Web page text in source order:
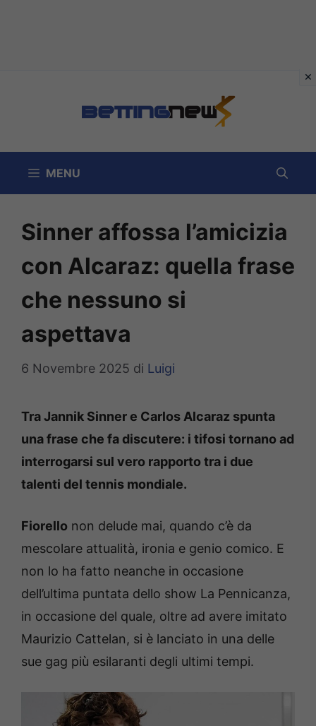
MENU
Sinner affossa l’amicizia
con Alcaraz: quella frase
che nessuno si
aspettava
6 Novembre 2025 di Luigi
Tra Jannik Sinner e Carlos Alcaraz spunta
una frase che fa discutere: i tifosi tornano ad
interrogarsi sul vero rapporto tra i due
talenti del tennis mondiale.
Fiorello non delude mai, quando c’è da
mescolare attualità, ironia e genio comico. E
non lo ha fatto neanche in occasione
dell’ultima puntata dello show La Pennicanza,
in occasione del quale, oltre ad avere imitato
Maurizio Cattelan, si è lanciato in una delle
sue gag più esilaranti degli ultimi tempi.